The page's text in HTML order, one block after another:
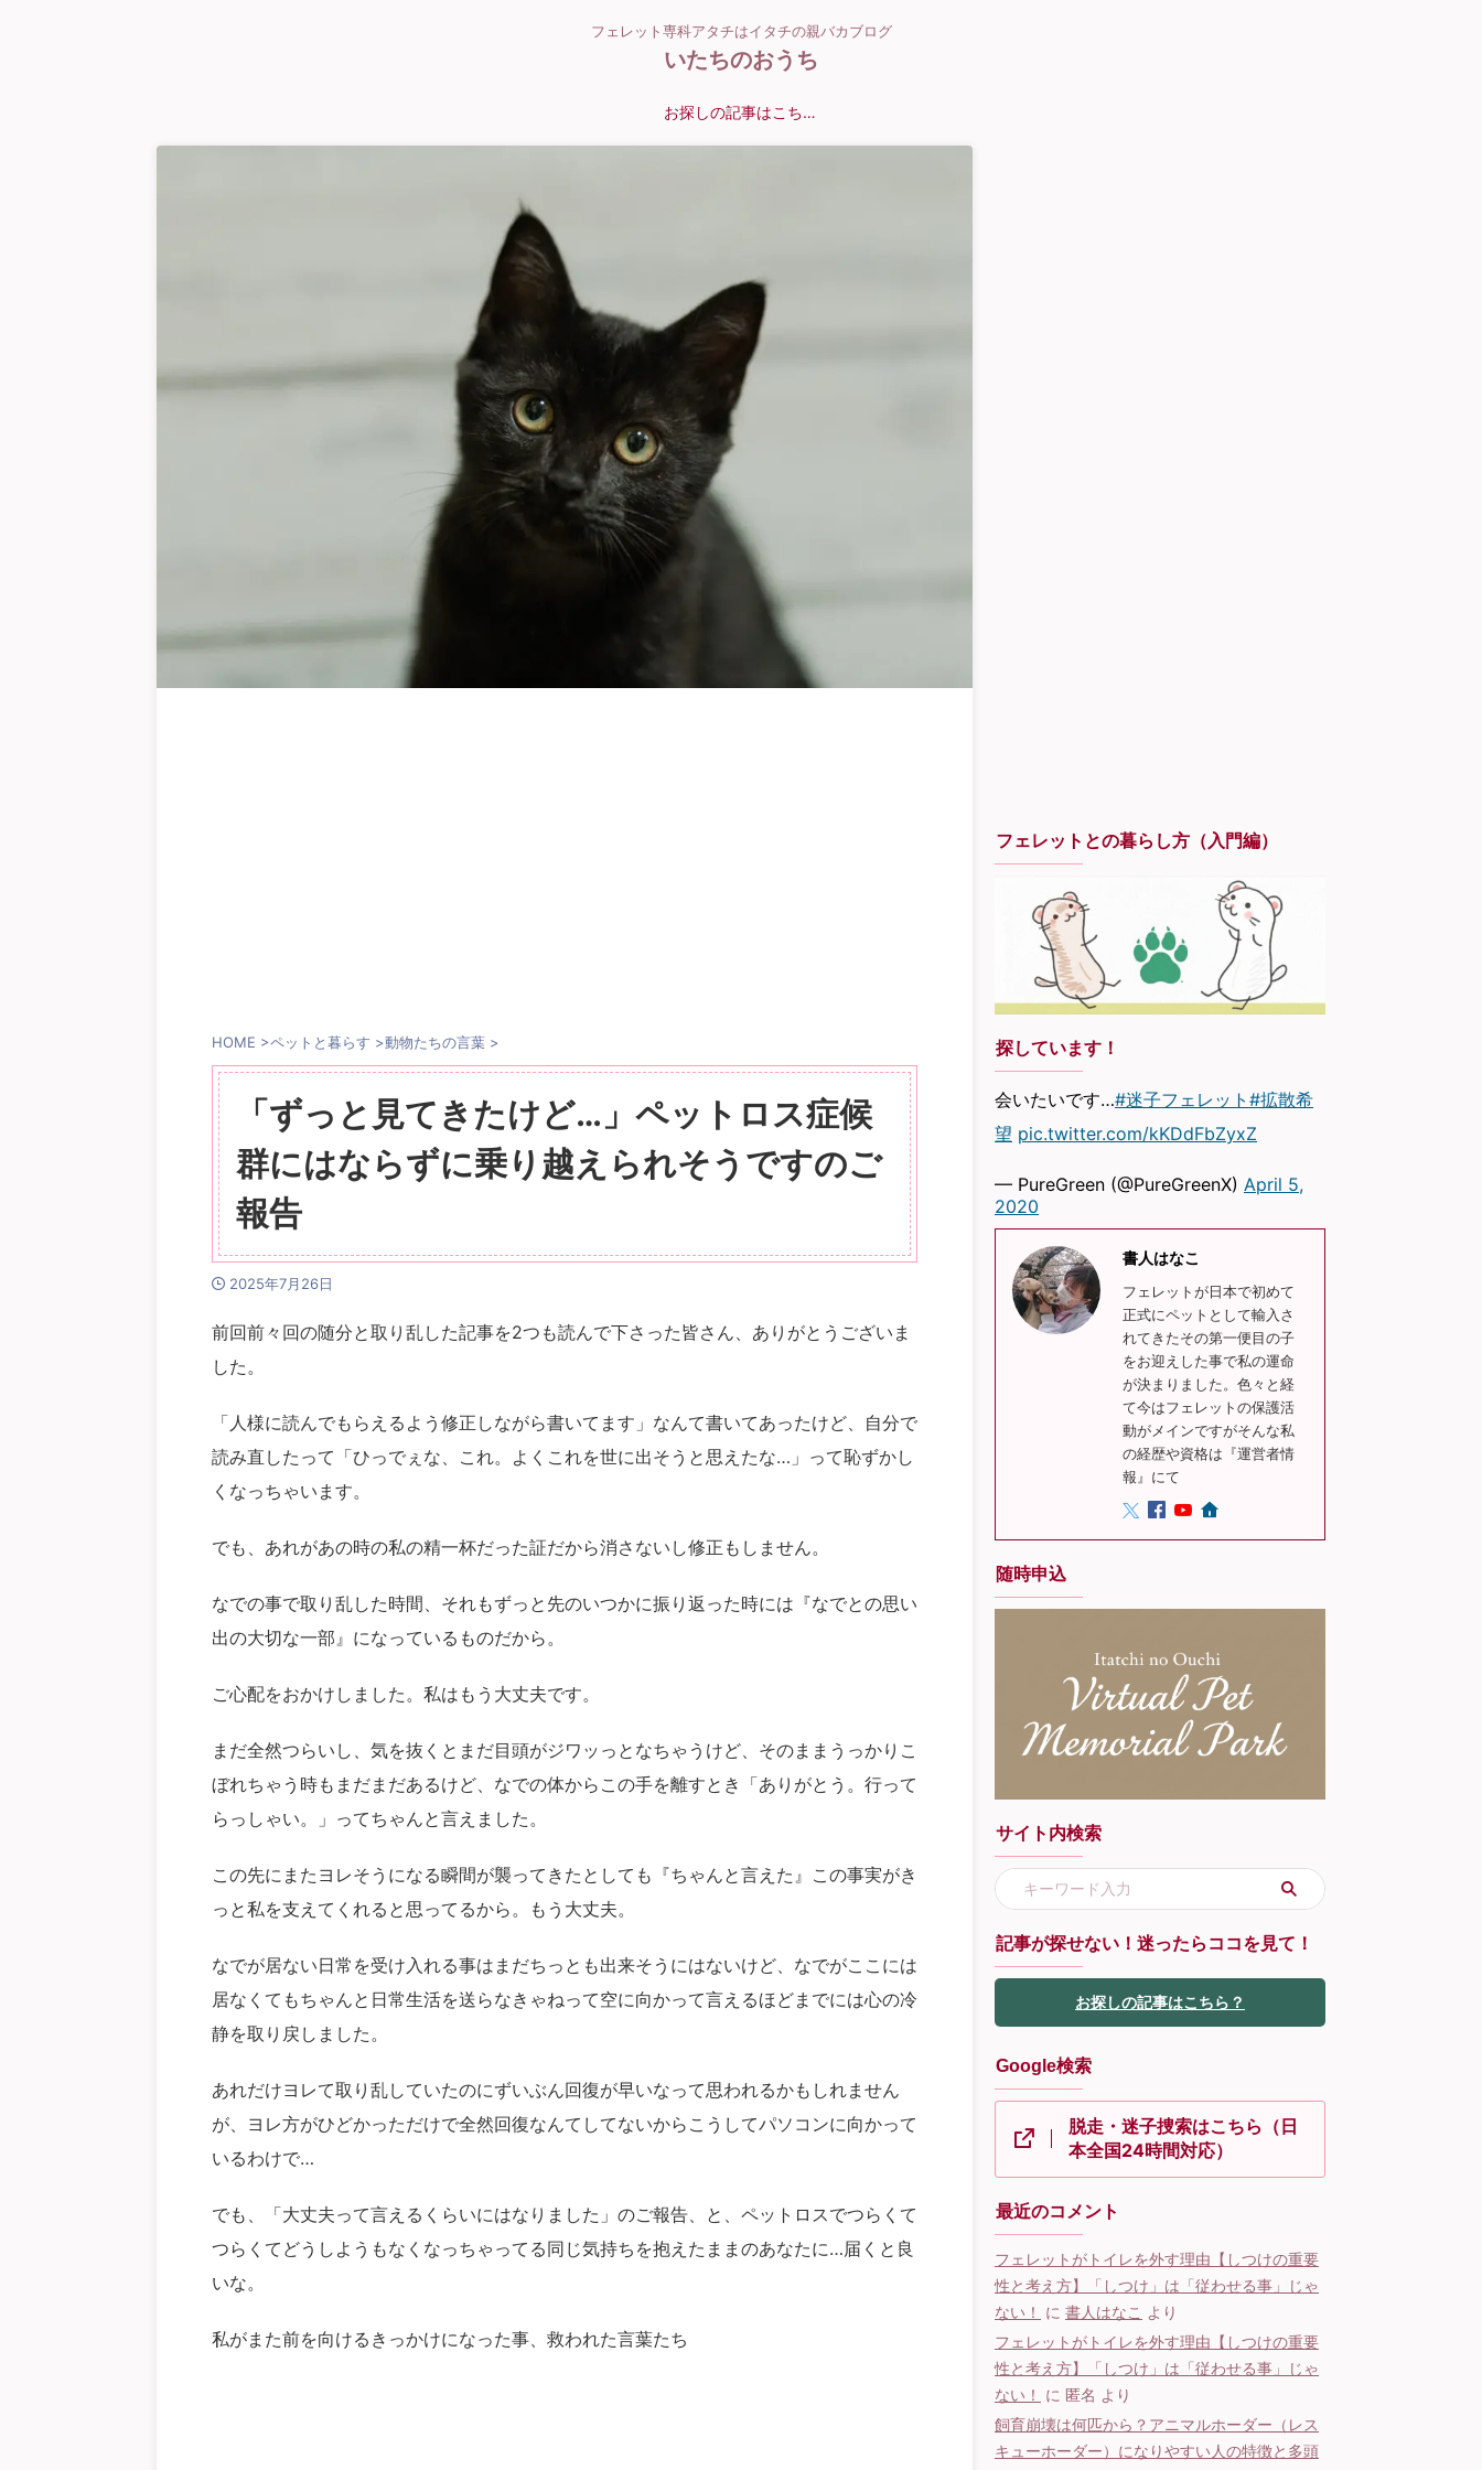
フェレット専科アタチはイタチの親バカブログ
いたちのおうち
お探しの記事はこちら？
HOME >ペットと暮らす >動物たちの言葉 >
「ずっと見てきたけど…」ペットロス症候
群にはならずに乗り越えられそうですのご
報告
2025年7月26日
前回前々回の随分と取り乱した記事を2つも読んで下さった皆さん、ありがとうございま
した。
「人様に読んでもらえるよう修正しながら書いてます」なんて書いてあったけど、自分で
読み直したって「ひっでぇな、これ。よくこれを世に出そうと思えたな…」って恥ずかし
くなっちゃいます。
でも、あれがあの時の私の精一杯だった証だから消さないし修正もしません。
なでの事で取り乱した時間、それもずっと先のいつかに振り返った時には『なでとの思い
出の大切な一部』になっているものだから。
ご心配をおかけしました。私はもう大丈夫です。
まだ全然つらいし、気を抜くとまだ目頭がジワッっとなちゃうけど、そのままうっかりこ
ぼれちゃう時もまだまだあるけど、なでの体からこの手を離すとき「ありがとう。行って
らっしゃい。」ってちゃんと言えました。
この先にまたヨレそうになる瞬間が襲ってきたとしても『ちゃんと言えた』この事実がき
っと私を支えてくれると思ってるから。もう大丈夫。
なでが居ない日常を受け入れる事はまだちっとも出来そうにはないけど、なでがここには
居なくてもちゃんと日常生活を送らなきゃねって空に向かって言えるほどまでには心の冷
静を取り戻しました。
あれだけヨレて取り乱していたのにずいぶん回復が早いなって思われるかもしれません
が、ヨレ方がひどかっただけで全然回復なんてしてないからこうしてパソコンに向かって
いるわけで…
でも、「大丈夫って言えるくらいにはなりました」のご報告、と、ペットロスでつらくて
つらくてどうしようもなくなっちゃってる同じ気持ちを抱えたままのあなたに…届くと良
いな。
私がまた前を向けるきっかけになった事、救われた言葉たち
フェレットとの暮らし方（入門編）
探しています！
会いたいです…#迷子フェレット #拡散希
望 pic.twitter.com/kKDdFbZyxZ
— PureGreen (@PureGreenX) April 5,
2020
書人はなこ
フェレットが日本で初めて
正式にペットとして輸入さ
れてきたその第一便目の子
をお迎えした事で私の運命
が決まりました。色々と経
て今はフェレットの保護活
動がメインですがそんな私
の経歴や資格は『運営者情
報』にて
随時申込
サイト内検索
記事が探せない！迷ったらココを見て！
お探しの記事はこちら？
Google検索
脱走・迷子捜索はこちら（日
本全国24時間対応）
最近のコメント
フェレットがトイレを外す理由【しつけの重要
性と考え方】「しつけ」は「従わせる事」じゃ
ない！
に 書人はなこ より
フェレットがトイレを外す理由【しつけの重要
性と考え方】「しつけ」は「従わせる事」じゃ
ない！
に 匿名 より
飼育崩壊は何匹から？アニマルホーダー（レス
キューホーダー）になりやすい人の特徴と多頭